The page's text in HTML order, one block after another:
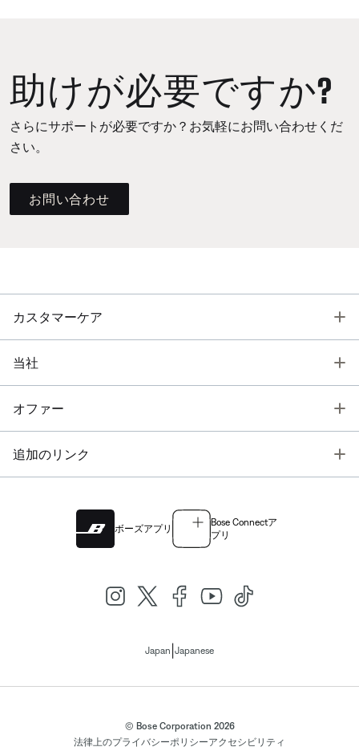
助けが必要ですか?
さらにサポートが必要ですか？お気軽にお問い合わせくだ
さい。
お問い合わせ
カスタマーケア
当社
オファー
追加のリンク
ボーズアプリ
Bose Connectア
プリ
Japan Japanese
© Bose Corporation 2026
法律上のプライバシーポリシーアクセシビリティ